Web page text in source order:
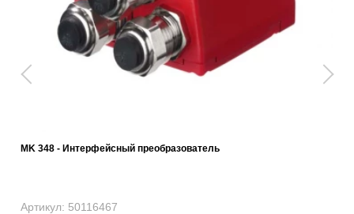
MK 348 - Интерфейсный преобразователь
Артикул: 50116467